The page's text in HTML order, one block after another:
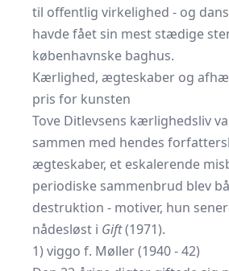
til offentlig virkelighed - og
havde fået sin mest stædige
københavnske baghus.
Kærlighed, ægteskaber og
pris for kunsten
Tove Ditlevsens kærlighedsliv
sammen med hendes
ægteskaber, et eskalerende
periodiske sammenbrud blev
destruktion - motiver, hun
nådesløst i Gift(1971).
1) viggo f. Møller (1940 - 42)